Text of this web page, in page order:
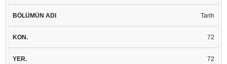
Tarih
72
72